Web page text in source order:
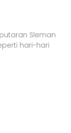
Sleman
hari-hari